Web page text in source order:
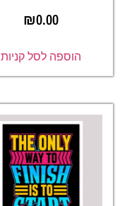
₪0.00
הוספה לסל קניות